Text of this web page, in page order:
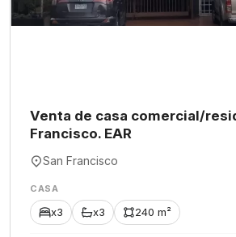
Venta de casa comercial/
Francisco. EAR
San Francisco
CASA
x3 x3 240 m²